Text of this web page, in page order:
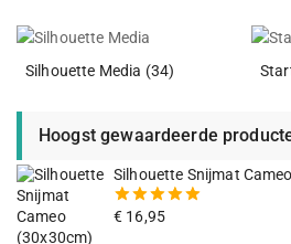
Silhouette Media (34)
Hoogst gewaardeerde
Silhouette Snijmat
5.00van
€ 16,95